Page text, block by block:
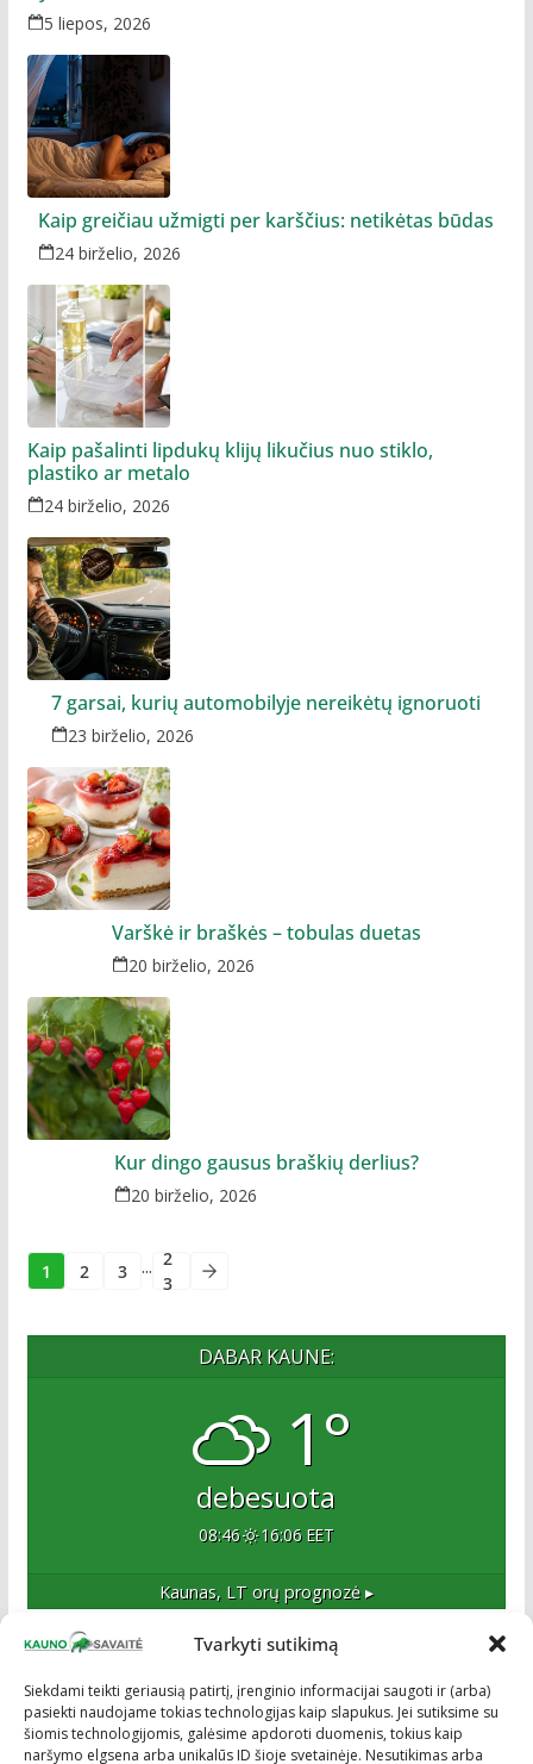
Tvarkyti sutikimą
Siekdami teikti geriausią patirtį, įrenginio informacijai saugoti ir (arba)
pasiekti naudojame tokias technologijas kaip slapukus. Jei sutiksime su
šiomis technologijomis, galėsime apdoroti duomenis, tokius kaip
naršymo elgsena arba unikalūs ID šioje svetainėje. Nesutikimas arba
5 liepos, 2026
Kaip greičiau užmigti per karščius: netikėtas būdas
24 birželio, 2026
Kaip pašalinti lipdukų klijų likučius nuo stiklo,
plastiko ar metalo
24 birželio, 2026
7 garsai, kurių automobilyje nereikėtų ignoruoti
23 birželio, 2026
Varškė ir braškės – tobulas duetas
20 birželio, 2026
Kur dingo gausus braškių derlius?
20 birželio, 2026
1 2 3 ... 2
3
DABAR KAUNE:
1°
debesuota
08:46 16:06 EET
Kaunas, LTorų prognozė ▸
Esame naujas Kaune, tačiau veržlus ir profesionalus
kolektyvas. Ne naujokai žiniasklaidoje. Į Kauną